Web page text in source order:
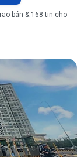
bán & 168 tin cho